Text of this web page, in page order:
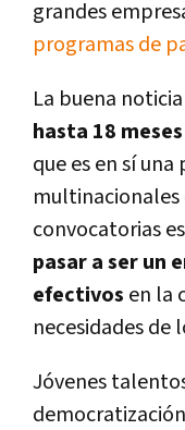
grandes
programas de
La buena
hasta 18 meses
que es en sí
multinacionales
convocatorias
pasar a ser un
efectivos en la
necesidades de
Jóvenes